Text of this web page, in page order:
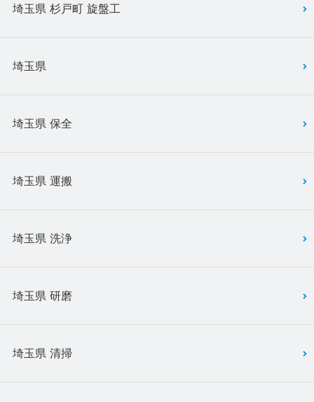
埼玉県 杉戸町 旋盤工
埼玉県
埼玉県 保全
埼玉県 運搬
埼玉県 洗浄
埼玉県 研磨
埼玉県 清掃